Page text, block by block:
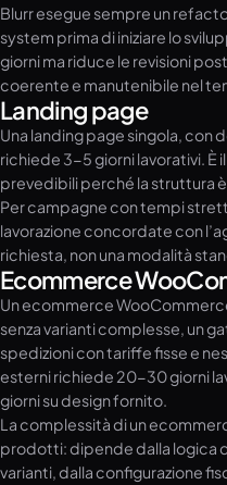
Blurr esegue sempre un
system prima di iniziare lo
giorni ma riduce le revisioni
coerente e manutenibile nel
Landing page
Una landing page singola, con
richiede 3-5 giorni lavorativi.
prevedibili perché la struttura
Per campagne con tempi
lavorazione concordate con
richiesta, non una modalità
Ecommerce
Un ecommerce
senza varianti complesse, un
spedizioni con tariffe fisse e
esterni richiede 20-30 giorni
giorni su design fornito.
La complessità di un
prodotti: dipende dalla logica
varianti, dalla configurazione